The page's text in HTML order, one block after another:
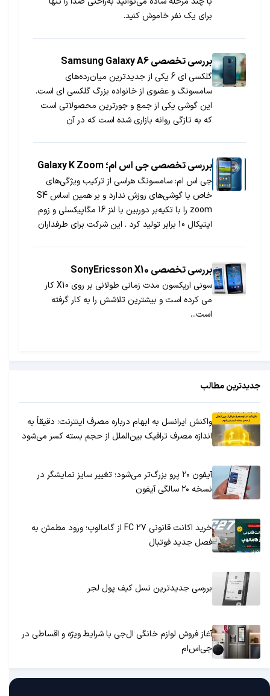
برای یک نفر خاموش کنید.
بررسی تخصصی Samsung Galaxy A6
گلکسی ای 6 یکی از جدیدترین میان‌رده‌های
سامسونگ و عضوی از خانواده بزرگ گلکسی ای است.
این گوشی یکی از جمع و جورترین محصولاتی است
که به تازگی روانه بازاری شده است که در آن
بررسی تخصصی جی اس ام؛ Galaxy K Zoom
جی اس ام: سامسونگ هراسی از ترکیب ویژگی‌های
خاص با گوشی‌های روزش ندارد و بر همین اساس S4
zoom را با تکیه‌بر دوربین با لنز 16 مگاپیکسلی و زوم
اپتیکال 10 برابر تولید کرد . این شرکت برای طرفداران
بررسی تخصصی SonyEricsson X10
سونی اریکسون مدت زمانی طولانی بر روی X10 کار
می کرده است و بیشترین تلاشش را به کار گرفته
است...
جدیدترین مطالب
واکنش ایرانسل به ابهام درباره مصرف اینترنت: دقیقاً به
اندازه مصرف ترافیک بین‌الملل از حجم بسته کسر می‌شود
آیفون ۲۰ پرو بزرگ‌تر می‌شود؛ تغییر سایز نمایشگر در
نسخه ۲۰ سالگی آیفون
خرید اکانت قانونی FC 27 از گامالوپ؛ ورود مطمئن به
فصل جدید فوتبال
بررسی جدیدترین نسل کیف پول لجر
آغاز فروش لوازم خانگی ال‌جی با شرایط ویژه و اقساطی در
جی‌اس‌ام